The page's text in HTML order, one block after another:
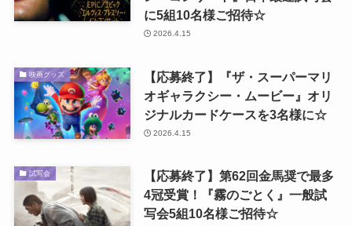
に5組10名様ご招待☆
2026.4.15
映画グッズ
【応募終了】『ザ・スーパーマリ
オギャラクシー・ムービー』オリ
ジナルカードケースを3名様に☆
2026.4.15
試写会
【応募終了】第62回金馬奨で最多
4冠受賞！『霧のごとく』一般試
写会5組10名様ご招待☆